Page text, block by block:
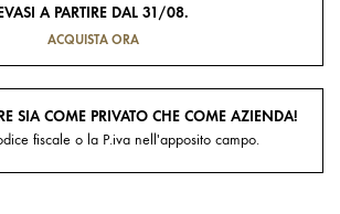
A PARTIRE DAL 31/08.
ACQUISTA ORA
SIA COME PRIVATO CHE COME AZIENDA!
fiscale o la P.iva nell'apposito campo.